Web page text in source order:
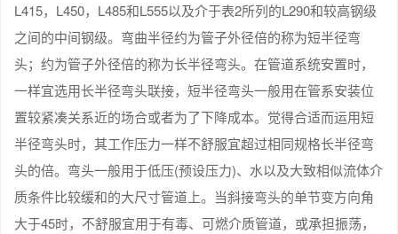
L415，L450，L485和L555以及介于表2所列的L290和较高钢级
之间的中间钢级。弯曲半径约为管子外径倍的称为短半径弯
头；约为管子外径倍的称为长半径弯头。在管道系统安置时，
一样宜选用长半径弯头联接，短半径弯头一般用在管系安装位
置较紧凑关系近的场合或者为了下降成本。觉得合适而运用短
半径弯头时，其工作压力一样不舒服宜超过相同规格长半径弯
头的倍。弯头一般用于低压(预设压力)、水以及大致相似流体介
质条件比较缓和的大尺寸管道上。当斜接弯头的单节变方向角
大于45时，不舒服宜用于有毒、可燃介质管道，或承担振荡，